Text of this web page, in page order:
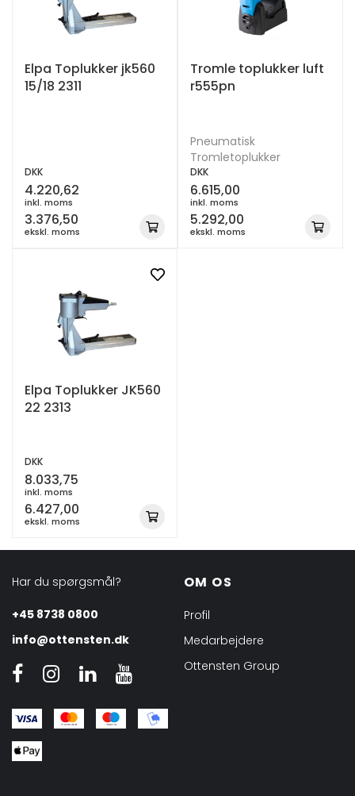
Elpa Toplukker jk560
15/18 2311
4.220,62
DKK
inkl. moms
3.376,50
ekskl. moms
Tromle toplukker luft
r555pn
Pneumatisk
Tromletoplukker
6.615,00
DKK
inkl. moms
5.292,00
ekskl. moms
Elpa Toplukker JK560
22 2313
8.033,75
DKK
inkl. moms
6.427,00
ekskl. moms
Har du spørgsmål?
+45 8738 0800
info@ottensten.dk
OM OS
Profil
Medarbejdere
Ottensten Group